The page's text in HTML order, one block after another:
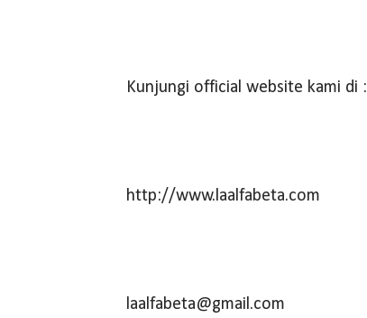
Kunjungi official website kami di :
http://www.laalfabeta.com
laalfabeta@gmail.com